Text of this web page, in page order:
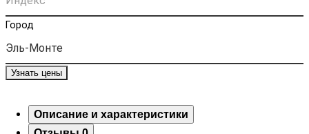
Город
Узнать цены
Описание и характеристики